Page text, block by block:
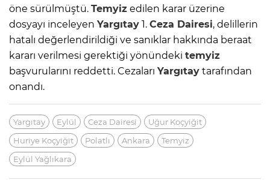
öne sürülmüştü. Temyiz edilen karar üzerine
dosyayı inceleyen Yargıtay 1. Ceza Dairesi, delillerin
hatalı değerlendirildiği ve sanıklar hakkında beraat
kararı verilmesi gerektiği yönündeki temyiz
başvurularını reddetti. Cezaları Yargıtay tarafından
onandı.
Yargıtay Eylül Ceza Dairesi
Uğur Koçyiğit
Huriye Koçyiğit
Polatlı Ankara
Temyiz
Eylül Yağlıkara